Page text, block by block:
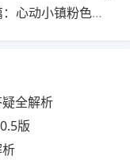
下一篇：心动小镇粉色泡泡家具位置更新指南
全解析
版